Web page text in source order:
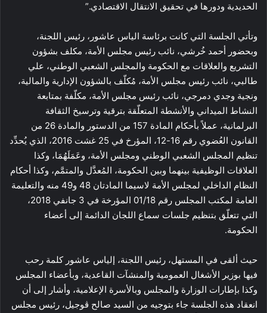
الحديدية ودورها في تحقيق الانتقال الاقتصادي.”
وتأتي الجلسة التي كانت برئاسة الياس عاشور، رئيس اللجنة،
وبحضور أحمد خُرشي، نائب رئيس مجلس الأمة، مكلف بشؤون
التشريع والعلاقات مع الحكومة والمجلس الشعبي الوطني، علي
طالبي، نائب رئيس مجلس الأمة، مُكلّف بالشؤون الإدارية والمالية،
ونجية وجدي دمرجي، نائب رئيس مجلس الأمة، مكلّفة بمتابعة
النشاط الميداني والأنشطة المتعلّقة بترقية وترسيخ الثقافة
البرلمانية، عملاً بأحكام المادة 157 من الدستور والمادة 26 من
القانون العُضوي رقم 16-12، المؤرخ في 25 غشت 2016، الذي يُحدِّد
تنظيم المجلس الشعبي الوطني ومجلس الأمة، وعَمَلَهُمَا، وكذا
العلاقات الوظيفية بينهما وبين الحكومة، المُعدَّل والمتمَّم، وكذا أحكام
النظام الداخلي لمجلس الأمة لاسيما المادتان 48 و49 منه والتعليمة
العامة لمكتب المجلس رقم 01/18 المؤرخة في 3 جانفي 2018،
التي تتعلّق بتنظيم جلسات سماع اللجان الدائمة إلى أعضاء
الحكومة.
حيث ألقى في المستهل، رئيس اللجنة، إلياس عاشور كلمة رحب
فيها بوزير الأشغال العمومية والمنشآت القاعدية، وبأعضاء المجلس
وكذا بإطارات الوزارة والمجلس وبالأسرة الإعلامية، وأشار إلى أن
انعقاد هذه الجلسة جاء بتوجيه من السيد صالح ڤوجيل، رئيس مجلس